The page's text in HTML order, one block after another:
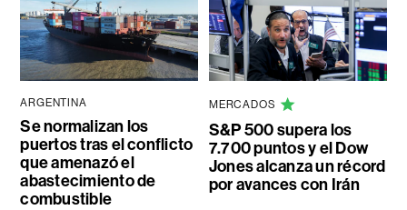
ARGENTINA
Se normalizan los
puertos tras el conflicto
que amenazó el
abastecimiento de
combustible
MERCADOS
S&P 500 supera los
7.700 puntos y el Dow
Jones alcanza un récord
por avances con Irán